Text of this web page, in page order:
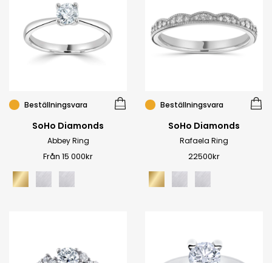
Beställningsvara
SoHo Diamonds
Abbey Ring
Från 15 000kr
Beställningsvara
SoHo Diamonds
Rafaela Ring
22500kr